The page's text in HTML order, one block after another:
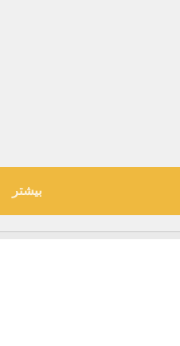
بیشتر